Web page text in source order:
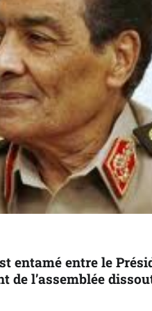
entamé entre le
de l’assemblée